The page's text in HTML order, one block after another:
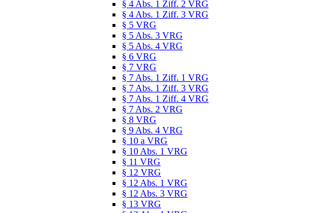
§ 4 Abs. 1 Ziff. 2 VRG
§ 4 Abs. 1 Ziff. 3 VRG
§ 5 VRG
§ 5 Abs. 3 VRG
§ 5 Abs. 4 VRG
§ 6 VRG
§ 7 VRG
§ 7 Abs. 1 Ziff. 1 VRG
§ 7 Abs. 1 Ziff. 3 VRG
§ 7 Abs. 1 Ziff. 4 VRG
§ 7 Abs. 2 VRG
§ 8 VRG
§ 9 Abs. 4 VRG
§ 10 a VRG
§ 10 Abs. 1 VRG
§ 11 VRG
§ 12 VRG
§ 12 Abs. 1 VRG
§ 12 Abs. 3 VRG
§ 13 VRG